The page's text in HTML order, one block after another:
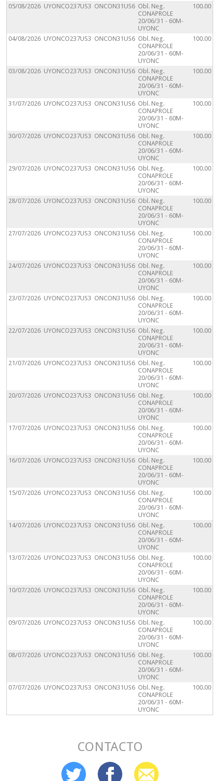
05/08/2026 UYONCO237US3 ONCON31US6 Obl. Neg.
CONAPROLE
20/06/31 - 60M-
UYONC
100.00
04/08/2026 UYONCO237US3 ONCON31US6 Obl. Neg.
CONAPROLE
20/06/31 - 60M-
UYONC
100.00
03/08/2026 UYONCO237US3 ONCON31US6 Obl. Neg.
CONAPROLE
20/06/31 - 60M-
UYONC
100.00
31/07/2026 UYONCO237US3 ONCON31US6 Obl. Neg.
CONAPROLE
20/06/31 - 60M-
UYONC
100.00
30/07/2026 UYONCO237US3 ONCON31US6 Obl. Neg.
CONAPROLE
20/06/31 - 60M-
UYONC
100.00
29/07/2026 UYONCO237US3 ONCON31US6 Obl. Neg.
CONAPROLE
20/06/31 - 60M-
UYONC
100.00
28/07/2026 UYONCO237US3 ONCON31US6 Obl. Neg.
CONAPROLE
20/06/31 - 60M-
UYONC
100.00
27/07/2026 UYONCO237US3 ONCON31US6 Obl. Neg.
CONAPROLE
20/06/31 - 60M-
UYONC
100.00
24/07/2026 UYONCO237US3 ONCON31US6 Obl. Neg.
CONAPROLE
20/06/31 - 60M-
UYONC
100.00
23/07/2026 UYONCO237US3 ONCON31US6 Obl. Neg.
CONAPROLE
20/06/31 - 60M-
UYONC
100.00
22/07/2026 UYONCO237US3 ONCON31US6 Obl. Neg.
CONAPROLE
20/06/31 - 60M-
UYONC
100.00
21/07/2026 UYONCO237US3 ONCON31US6 Obl. Neg.
CONAPROLE
20/06/31 - 60M-
UYONC
100.00
20/07/2026 UYONCO237US3 ONCON31US6 Obl. Neg.
CONAPROLE
20/06/31 - 60M-
UYONC
100.00
17/07/2026 UYONCO237US3 ONCON31US6 Obl. Neg.
CONAPROLE
20/06/31 - 60M-
UYONC
100.00
16/07/2026 UYONCO237US3 ONCON31US6 Obl. Neg.
CONAPROLE
20/06/31 - 60M-
UYONC
100.00
15/07/2026 UYONCO237US3 ONCON31US6 Obl. Neg.
CONAPROLE
20/06/31 - 60M-
UYONC
100.00
14/07/2026 UYONCO237US3 ONCON31US6 Obl. Neg.
CONAPROLE
20/06/31 - 60M-
UYONC
100.00
13/07/2026 UYONCO237US3 ONCON31US6 Obl. Neg.
CONAPROLE
20/06/31 - 60M-
UYONC
100.00
10/07/2026 UYONCO237US3 ONCON31US6 Obl. Neg.
CONAPROLE
20/06/31 - 60M-
UYONC
100.00
09/07/2026 UYONCO237US3 ONCON31US6 Obl. Neg.
CONAPROLE
20/06/31 - 60M-
UYONC
100.00
08/07/2026 UYONCO237US3 ONCON31US6 Obl. Neg.
CONAPROLE
20/06/31 - 60M-
UYONC
100.00
07/07/2026 UYONCO237US3 ONCON31US6 Obl. Neg.
CONAPROLE
20/06/31 - 60M-
UYONC
100.00
CONTACTO